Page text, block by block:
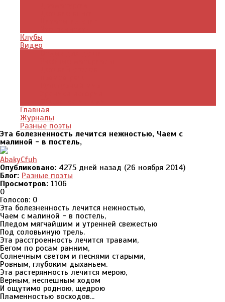
Клубы
Видео
Главная
Журналы
Разные поэты
Эта болезненность лечится нежностью, Чаем с
малиной - в постель,
AbakyCfuh
Опубликовано: 4275 дней назад (26 ноября 2014)
Блог: Разные поэты
Просмотров: 1106
0
Голосов: 0
Эта болезненность лечится нежностью,
Чаем с малиной - в постель,
Пледом мягчайшим и утренней свежестью
Под соловьиную трель.
Эта расстроенность лечится травами,
Бегом по росам ранним,
Солнечным светом и песнями старыми,
Ровным, глубоким дыханьем.
Эта растерянность лечится мерою,
Верным, неспешным ходом
И ощутимо родною, щедрою
Пламенностью восходов...